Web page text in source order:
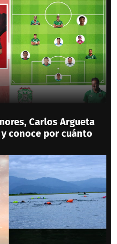
Carlos Argueta
conoce por cuánto